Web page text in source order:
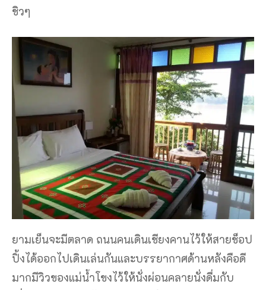
ชิวๆ
ยามเย็นจะมีตลาด ถนนคนเดินเชียงคานไว้ให้สายช็อป
ปิ้งได้ออกไปเดินเล่นกันและบรรยากาศด้านหลังคือดี
มากมีวิวของแม่น้ำโขงไว้ให้นั่งผ่อนคลายนั่งดื่มกับ